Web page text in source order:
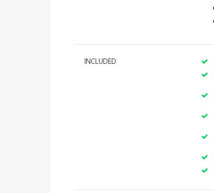
INCLUDED